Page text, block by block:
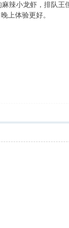
辣小龙虾，排队
上体验更好。